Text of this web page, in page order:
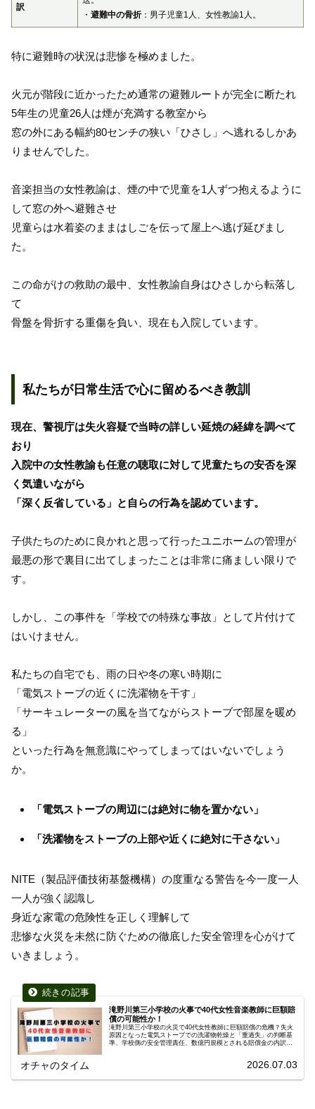
訳
・ 避難中の骨折 ：男子児童1人、女性教諭1人。
特に避難時の状況は悲惨を極めました。
火元が階段に近かったため通常の避難ルートが完全に断たれ
5年生の児童26人は煙が充満する教室から
窓の外にある幅約80センチの狭い「ひさし」へ逃れるしかあ
りませんでした。
音楽担当の女性教諭は、煙の中で児童を1人ずつ抱えるように
して窓の外へ避難させ
児童らは水着姿のままはしごを伝って屋上へ逃げ延びまし
た。
この命がけの救助の最中、女性教諭自身はひさしから転落し
て
骨盤を骨折する重傷を負い、現在も入院しています。
私たちが日常生活で心に留めるべき教訓
現在、警視庁は失火容疑で当時の詳しい延焼の経緯を調べて
おり
入院中の女性教諭も任意の聴取に対して児童たちの安否を深
く気遣いながら
「深く反省している」と自らの行為を認めています。
子供たちのために良かれと思って行ったユニホームの管理が
最悪の形で裏目に出てしまったことは非常に痛ましい限りで
す。
しかし、この事件を「学校での特殊な事故」として片付けて
はいけません。
私たちの自宅でも、雨の日や冬の寒い時期に
「電気ストーブの近くに洗濯物を干す」
「サーキュレーターの風を当てながらストーブで部屋を暖め
る」
といった行為を無意識にやってしまってはいないでしょう
か。
「電気ストーブの周辺には絶対に物を置かない」
「洗濯物をストーブの上部や近くに絶対に干さない」
NITE（製品評価技術基盤機構）の度重なる警告を今一度一人
一人が強く認識し
身近な家電の危険性を正しく理解して
悲惨な火災を未然に防ぐための徹底した安全管理を心がけて
いきましょう。
滝野川第三小学校の火事で40代女性音楽教師に巨額賠
償の可能性か！
滝野川第三小学校の火災で40代女性教師に巨額賠償の危機？失火
原因となった電気ストーブでの洗濯物乾燥と「重過失」の判断基
準、学校側の安全管理責任、数億円規模とされる賠償金の内訳を
オチャのタイム 2026.07.03